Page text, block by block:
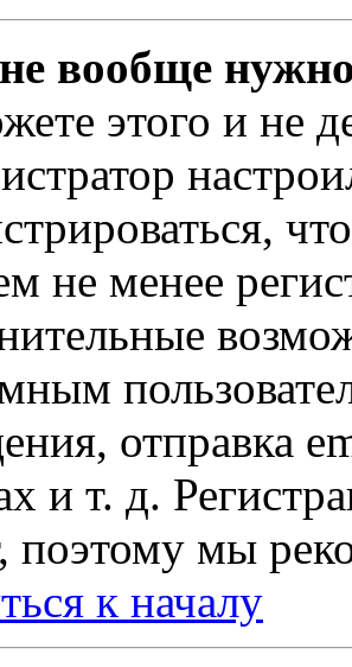
вообще
этого и не
не менее
отправка
и т. д.
поэтому мы
к началу